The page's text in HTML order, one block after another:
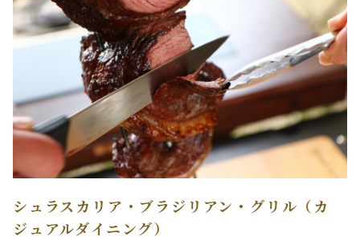
シュラスカリア・ブラジリアン・グリル（カ
ジュアルダイニング）